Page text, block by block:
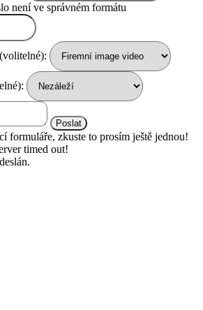
není ve správném formátu
Poslat
formuláře, zkuste to prosím ještě jednou!
timed out!